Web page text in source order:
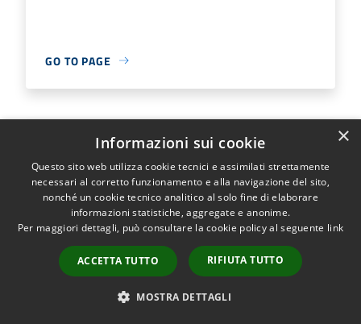
GO TO PAGE
Percorso Unità d’Italia
Lettura per strati della città: Le vie della Scienza
(XVII°-XVIII° sec.)
GO TO PAGE
×
Informazioni sui cookie
Questo sito web utilizza cookie tecnici e assimilati strettamente
necessari al corretto funzionamento e alla navigazione del sito,
nonché un cookie tecnico analitico al solo fine di elaborare
informazioni statistiche, aggregate e anonime.
Per maggiori dettagli, può consultare la cookie policy al seguente link
ACCETTA TUTTO RIFIUTA TUTTO
MOSTRA DETTAGLI